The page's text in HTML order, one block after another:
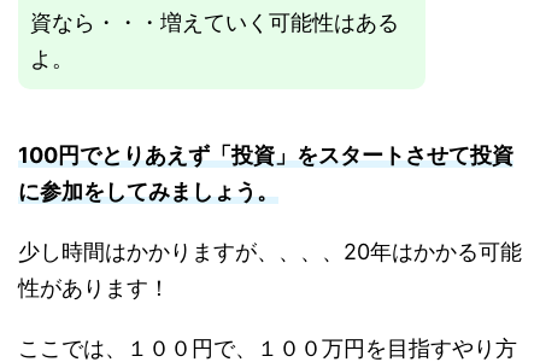
資なら・・・増えていく可能性はある
よ。
100円でとりあえず「投資」をスタートさせて投資
に参加をしてみましょう。
少し時間はかかりますが、、、、20年はかかる可能
性があります！
ここでは、１００円で、１００万円を目指すやり方